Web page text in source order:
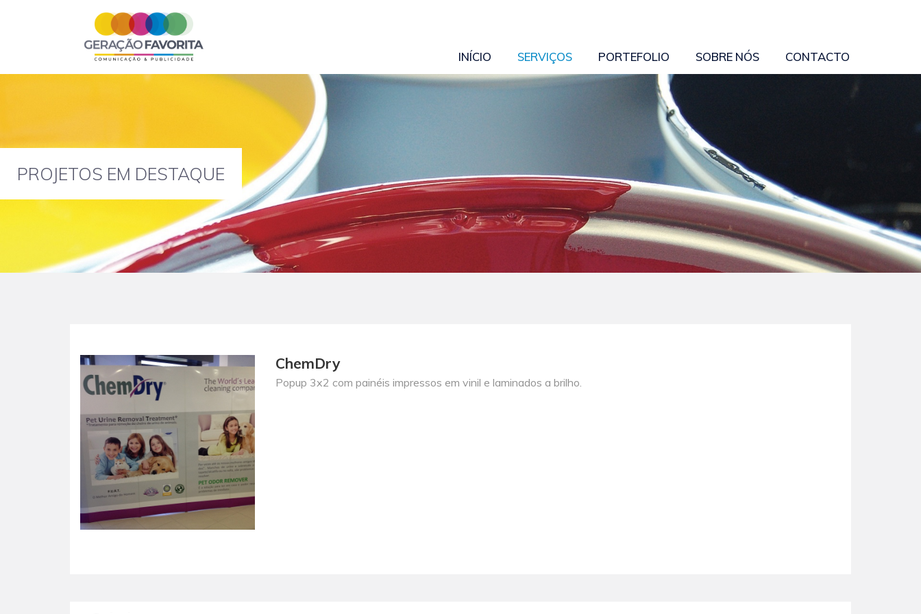
INÍCIO SERVIÇOS PORTEFOLIO SOBRE NÓS CONTACTO
PROJETOS EM DESTAQUE
ChemDry
Popup 3x2 com painéis impressos em vinil e laminados a brilho.